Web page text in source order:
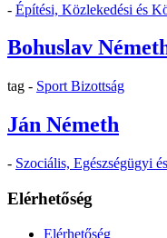
- Építési, Közlekedési és
Bohuslav
tag - Sport Bizottság
Ján Németh
- Szociális, Egészségügyi
Elérhetőség
Elérhetőség